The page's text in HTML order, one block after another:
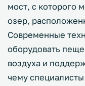
мост, с которого
озер,
Современные
оборудовать
воздуха и
чему